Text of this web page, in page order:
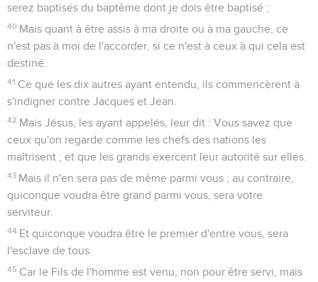
serez baptisés du baptême dont je dois être baptisé ;
40 Mais quant à être assis à ma droite ou à ma gauche, ce
n'est pas à moi de l'accorder, si ce n'est à ceux à qui cela est
destiné.
41 Ce que les dix autres ayant entendu, ils commencèrent à
s'indigner contre Jacques et Jean.
42 Mais Jésus, les ayant appelés, leur dit : Vous savez que
ceux qu'on regarde comme les chefs des nations les
maîtrisent ; et que les grands exercent leur autorité sur elles.
43 Mais il n'en sera pas de même parmi vous ; au contraire,
quiconque voudra être grand parmi vous, sera votre
serviteur.
44 Et quiconque voudra être le premier d'entre vous, sera
l'esclave de tous.
45 Car le Fils de l'homme est venu, non pour être servi, mais